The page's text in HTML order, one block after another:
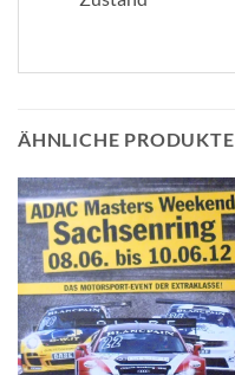
ÄHNLICHE PRODUKTE